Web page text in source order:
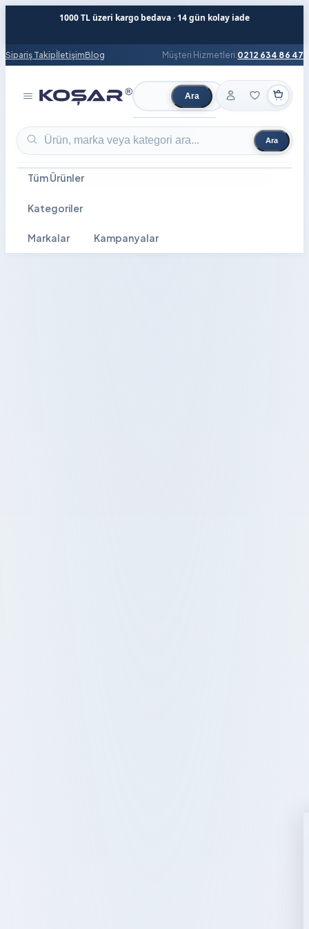
1000 TL üzeri kargo bedava · 14 gün kolay iade
Sipariş TakipİletişimBlog Müşteri Hizmetleri:0212 634 86 47
Ürün ara Ara
Ürün ara Ara
Tüm Ürünler
Kategoriler
Markalar Kampanyalar